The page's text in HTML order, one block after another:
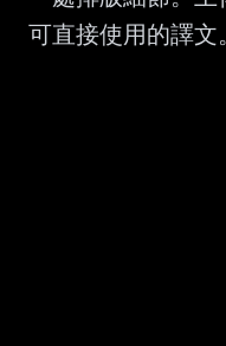
可直接使用的譯文。